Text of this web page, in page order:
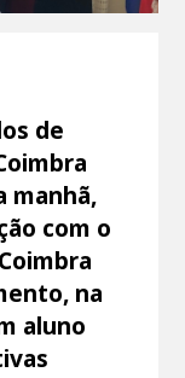
de
manhã,
com o
na
aluno